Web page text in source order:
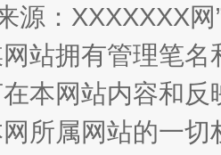
后
源：XXXXXXX
站拥有管理笔
在本网站内容和
所属网站的一